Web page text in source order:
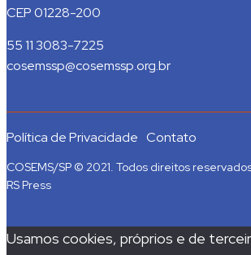
CEP 01228-200
55 11 3083-7225
cosemssp@cosemssp.org.br
Política de Privacidade Contato
COSEMS/SP © 2021. Todos direitos
RS Press
Usamos cookies, próprios e de